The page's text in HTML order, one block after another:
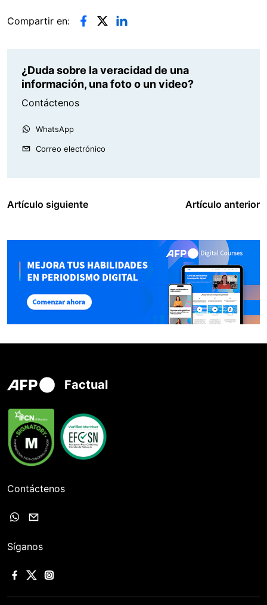
Compartir en:
¿Duda sobre la veracidad de una
información, una foto o un video?
Contáctenos
WhatsApp
Correo electrónico
Artículo siguiente Artículo anterior
Factual
Contáctenos
Síganos